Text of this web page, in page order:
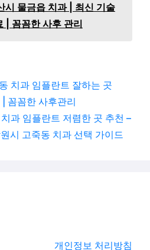
시 물금읍 치과 | 최신 기술
| 꼼꼼한 사후 관리
치과 임플란트 잘하는 곳
꼼꼼한 사후관리
과 임플란트 저렴한 곳 추천 –
시 고죽동 치과 선택 가이드
개인정보 처리방침